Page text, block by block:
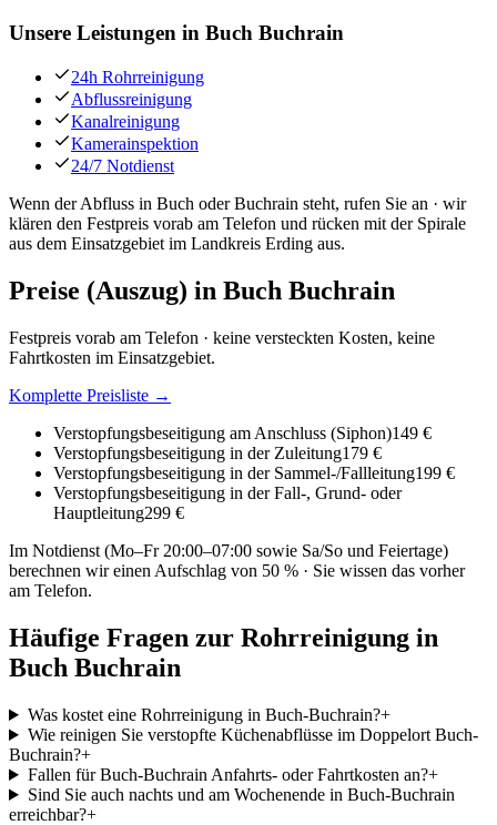
Unsere Leistungen in Buch Buchrain
24h Rohrreinigung
Abflussreinigung
Kanalreinigung
Kamerainspektion
24/7 Notdienst
Wenn der Abfluss in Buch oder Buchrain steht, rufen Sie an · wir
klären den Festpreis vorab am Telefon und rücken mit der Spirale
aus dem Einsatzgebiet im Landkreis Erding aus.
Preise (Auszug) in Buch Buchrain
Festpreis vorab am Telefon · keine versteckten Kosten, keine
Fahrtkosten im Einsatzgebiet.
Komplette Preisliste →
Verstopfungsbeseitigung am Anschluss (Siphon)149 €
Verstopfungsbeseitigung in der Zuleitung179 €
Verstopfungsbeseitigung in der Sammel-/Fallleitung199 €
Verstopfungsbeseitigung in der Fall-, Grund- oder
Hauptleitung299 €
Im Notdienst (Mo–Fr 20:00–07:00 sowie Sa/So und Feiertage)
berechnen wir einen Aufschlag von 50 % · Sie wissen das vorher
am Telefon.
Häufige Fragen zur Rohrreinigung in
Buch Buchrain
Was kostet eine Rohrreinigung in Buch-Buchrain?+
Wie reinigen Sie verstopfte Küchenabflüsse im Doppelort Buch-
Buchrain?+
Fallen für Buch-Buchrain Anfahrts- oder Fahrtkosten an?+
Sind Sie auch nachts und am Wochenende in Buch-Buchrain
erreichbar?+